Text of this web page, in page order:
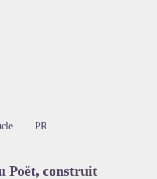
PR
Poët, construit